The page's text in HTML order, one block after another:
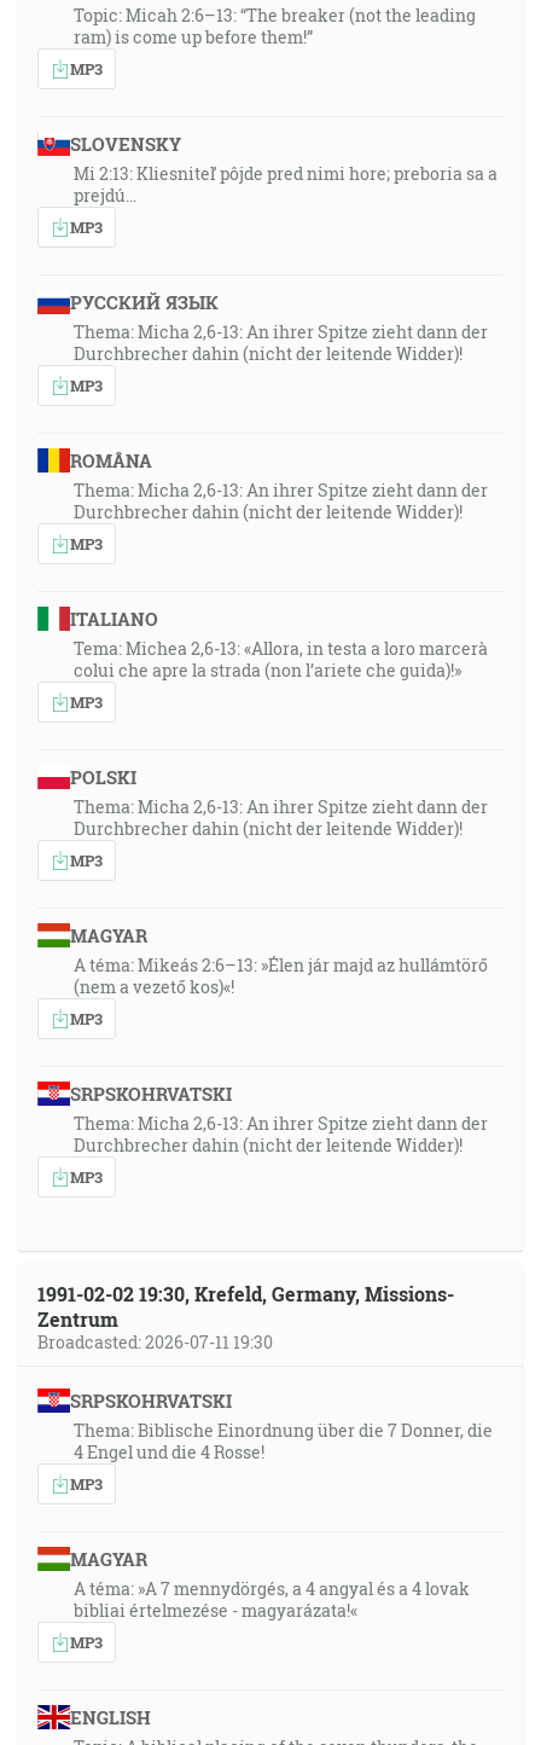
Topic: Micah 2:6–13: “The breaker (not the leading
ram) is come up before them!”
MP3
SLOVENSKY
Mi 2:13: Kliesniteľ pôjde pred nimi hore; preboria sa a
prejdú…
MP3
РУССКИЙ ЯЗЫК
Thema: Micha 2,6-13: An ihrer Spitze zieht dann der
Durchbrecher dahin (nicht der leitende Widder)!
MP3
ROMÂNA
Thema: Micha 2,6-13: An ihrer Spitze zieht dann der
Durchbrecher dahin (nicht der leitende Widder)!
MP3
ITALIANO
Tema: Michea 2,6-13: «Allora, in testa a loro marcerà
colui che apre la strada (non l’ariete che guida)!»
MP3
POLSKI
Thema: Micha 2,6-13: An ihrer Spitze zieht dann der
Durchbrecher dahin (nicht der leitende Widder)!
MP3
MAGYAR
A téma: Mikeás 2:6–13: »Élen jár majd az hullámtörő
(nem a vezető kos)«!
MP3
SRPSKOHRVATSKI
Thema: Micha 2,6-13: An ihrer Spitze zieht dann der
Durchbrecher dahin (nicht der leitende Widder)!
MP3
1991-02-02 19:30, Krefeld, Germany, Missions-
Zentrum
Broadcasted: 2026-07-11 19:30
SRPSKOHRVATSKI
Thema: Biblische Einordnung über die 7 Donner, die
4 Engel und die 4 Rosse!
MP3
MAGYAR
A téma: »A 7 mennydörgés, a 4 angyal és a 4 lovak
bibliai értelmezése - magyarázata!«
MP3
ENGLISH